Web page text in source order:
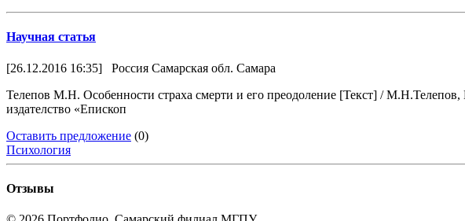
Научная статья
[26.12.2016 16:35]
Россия Самарская обл. Самара
Телепов М.Н. Особенности страха смерти и его преодоление [Текст] /
издателство «Епископ
Оставить предложение (0)
Психология
Отзывы